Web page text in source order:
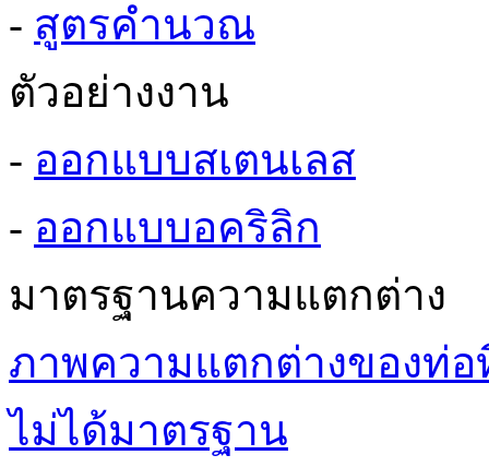
- สูตรคำนวณ
ตัวอย่างงาน
- ออกแบบสเตนเลส
- ออกแบบอคริลิก
มาตรฐานความแตกต่าง
ภาพความแตกต่างของท่อ
ไม่ได้มาตรฐาน